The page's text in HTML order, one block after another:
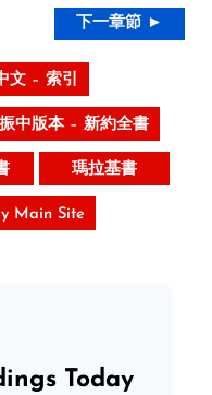
下一章節 ►
文 – 索引
中版本 – 新約全書
瑪拉基書
Main Site
Today